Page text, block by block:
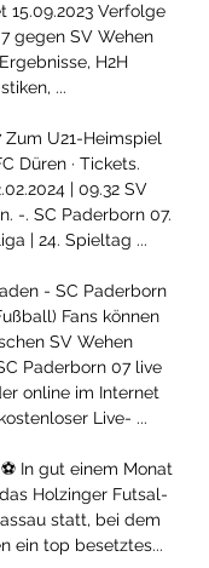
15.09.2023 Verfolge
gegen SV Wehen
H2H
...
Zum U21-Heimspiel
Düren · Tickets.
| 09.32 SV
-. SC Paderborn 07.
| 24. Spieltag ...
- SC Paderborn
Fans können
SV Wehen
Paderborn 07 live
online im Internet
Live- ...
In gut einem Monat
Holzinger Futsal-
statt, bei dem
ein top besetztes...